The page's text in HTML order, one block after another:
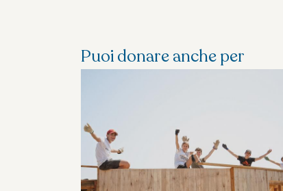
Puoi donare anche per